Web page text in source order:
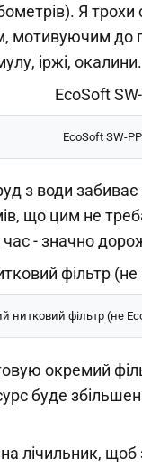
Я
мотивуючим до
іржі, окалини.
EcoSoft SW-
з води забиває
що цим не
- значно
нитковий фільтр (не
окремий
буде
лічильник, щоб